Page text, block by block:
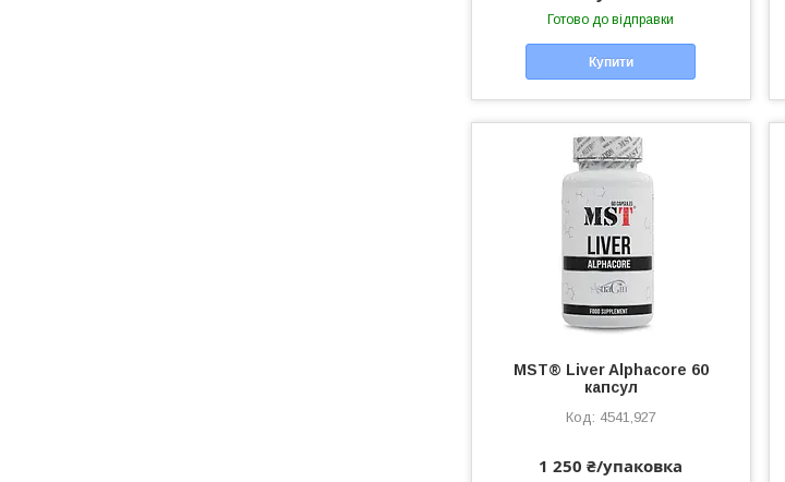
Готово до відправки
Купити
MST® Liver Alphaсore 60
капсул
4541,927
1 250 ₴/упаковка